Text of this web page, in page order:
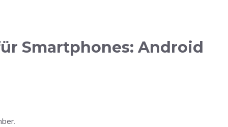
Smartphones: Android